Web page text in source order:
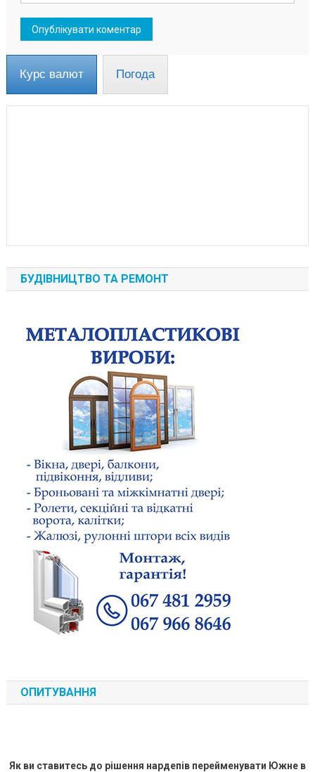
Курс валют Погода
БУДІВНИЦТВО ТА РЕМОНТ
ОПИТУВАННЯ
Як ви ставитесь до рішення нардепів перейменувати Южне в